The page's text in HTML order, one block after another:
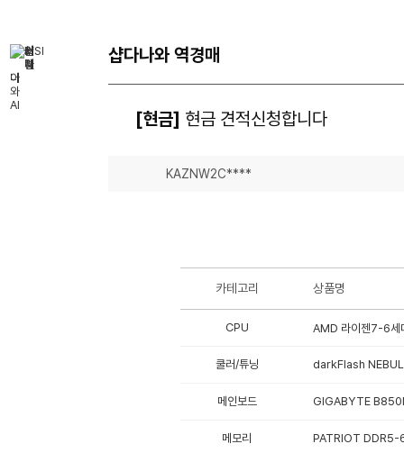
샵다나와 역경매
[현금] 현금 견적신청합니다
KAZNW2C****
카테고리 상품명
CPU AMD 라이젠7-6세
쿨러/튜닝 darkFlash
메인보드 GIGABYTE
메모리 PATRIOT DDR5-